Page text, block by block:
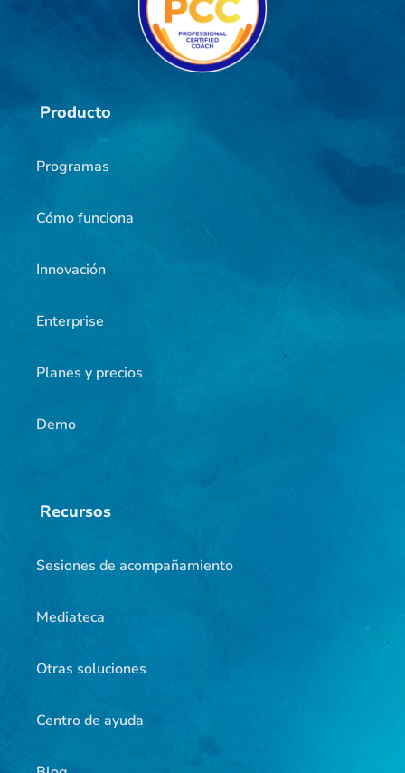
Producto
Programas
Cómo funciona
Innovación
Enterprise
Planes y precios
Demo
Recursos
Sesiones de acompañamiento
Mediateca
Otras soluciones
Centro de ayuda